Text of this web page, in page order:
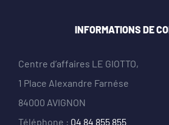
INFORMATIONS DE
Centre d’affaires LE GIOTTO,
1 Place Alexandre Farnése
84000 AVIGNON
Téléphone : 04 84 855 855